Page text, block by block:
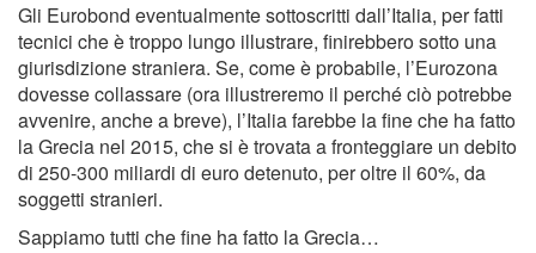
Gli Eurobond eventualmente sottoscritti dall’Italia, per fatti
tecnici che è troppo lungo illustrare, finirebbero sotto una
giurisdizione straniera. Se, come è probabile, l’Eurozona
dovesse collassare (ora illustreremo il perché ciò potrebbe
avvenire, anche a breve), l’Italia farebbe la fine che ha fatto
la Grecia nel 2015, che si è trovata a fronteggiare un debito
di 250-300 miliardi di euro detenuto, per oltre il 60%, da
soggetti stranieri.
Sappiamo tutti che fine ha fatto la Grecia…